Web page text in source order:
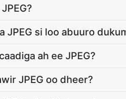
JPEG si loo abuuro
ah ee JPEG?
JPEG oo dheer?